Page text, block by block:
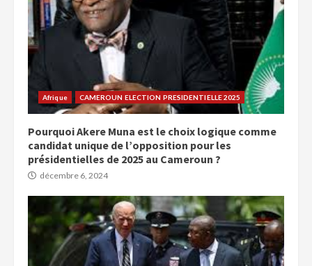
Afrique CAMEROUN ELECTION PRESIDENTIELLE 2025
Pourquoi Akere Muna est le choix logique comme
candidat unique de l’opposition pour les
présidentielles de 2025 au Cameroun ?
décembre 6, 2024